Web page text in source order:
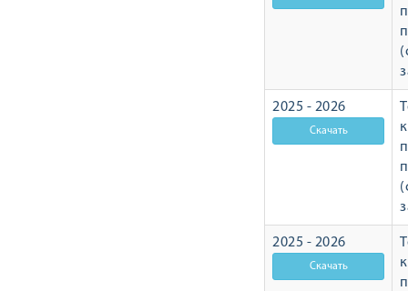
2025 - 2026
2025 - 2026